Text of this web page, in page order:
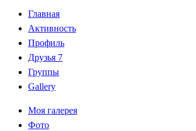
Главная
Активность
Профиль
Друзья 7
Группы
Gallery
Моя галерея
Фото